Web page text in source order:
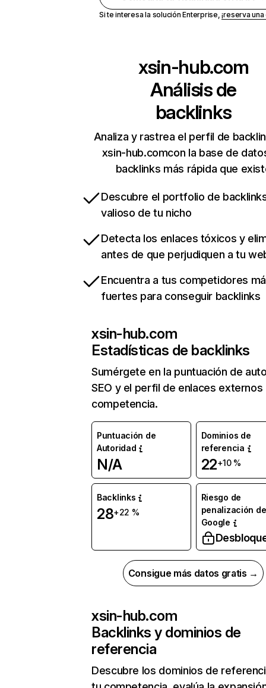
Si te interesa la solución Enterprise,¡reserva
xsin-hub.com
Análisis de
backlinks
Analiza y rastrea el perfil de
xsin-hub.comcon la base de
backlinks más rápida que
Descubre el portfolio de
valioso de tu nicho
Detecta los enlaces tóxicos y
antes de que perjudiquen a tu
Encuentra a tus competidores
fuertes para conseguir backlinks
xsin-hub.com
Estadísticas de backlinks
Sumérgete en la puntuación de
SEO y el perfil de enlaces externos
competencia.
Puntuación de
Autoridad
N/A
Dominios de
referencia
22+10 %
Backlinks
28+22 %
Riesgo de
penalización de
Google
Consigue más datos gratis →
xsin-hub.com
Backlinks y dominios de
referencia
Descubre los dominios de